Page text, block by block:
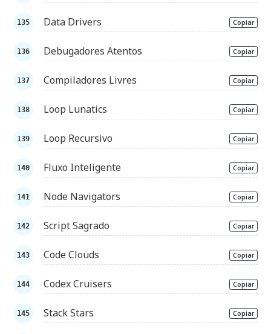
Data Drivers Copiar
Debugadores Atentos Copiar
Compiladores Livres Copiar
Loop Lunatics Copiar
Loop Recursivo Copiar
Fluxo Inteligente Copiar
Node Navigators Copiar
Script Sagrado Copiar
Code Clouds Copiar
Codex Cruisers Copiar
Stack Stars Copiar